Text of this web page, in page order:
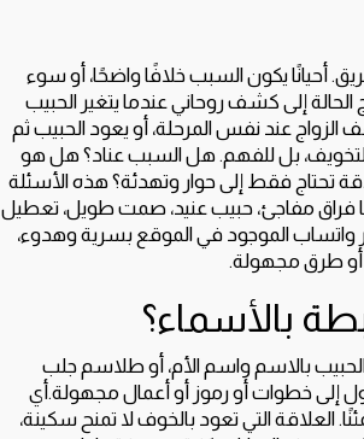
أحيانًا يكون السبب خلافًا واضحًا، أو سوء
إلى كشف روحاني عندما يتغير الحبيب
عند نفس المرحلة، أو يعود الحبيب ثم
بل للفهم. هل السبب عناد؟ هل هو
فقط إلى حوار وتهدئة؟ هذه الأسئلة
فراق مفاجئ، حبيب عنيد، صمت طويل، تعطيل
واتساب الموجود في الموقع بسرية وهدوء،
أو طرق مجهولة.
بالأسماء؟
بالاسم واسم الأم، أو طلاسم جلب
إلى خطوات أو رموز أو أعمال مجهولة.أي
العلاقة التي تعود بالخوف لا تمنح سكينة،